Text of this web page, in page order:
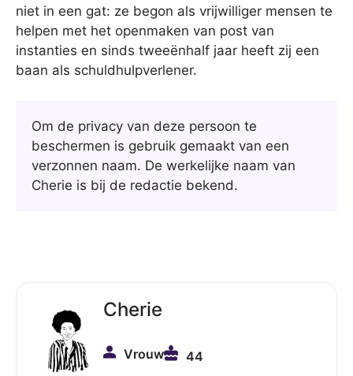
niet in een gat: ze begon als vrijwilliger mensen te
helpen met het openmaken van post van
instanties en sinds tweeënhalf jaar heeft zij een
baan als schuldhulpverlener.
Om de privacy van deze persoon te
beschermen is gebruik gemaakt van een
verzonnen naam. De werkelijke naam van
Cherie is bij de redactie bekend.
Cherie
Vrouw 44